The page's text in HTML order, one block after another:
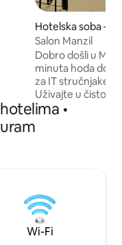
itd.
Hotelska soba –
Salon Manzil
Dobro došli u
minuta hoda do
za IT stručnjake i
Uživajte u čistom
mirnom
zajamčena
smještaj kod nas i
bezbrižnom
•
Wi-Fi